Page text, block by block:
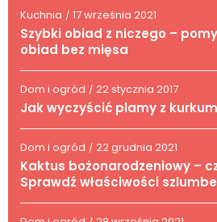
Kuchnia / 17 września 2021
Szybki obiad z niczego –
obiad bez mięsa
Dom i ogród / 22 stycznia 2017
Jak wyczyścić plamy z
Dom i ogród / 22 grudnia 2021
Kaktus bożonarodzeniowy –
Sprawdź właściwości